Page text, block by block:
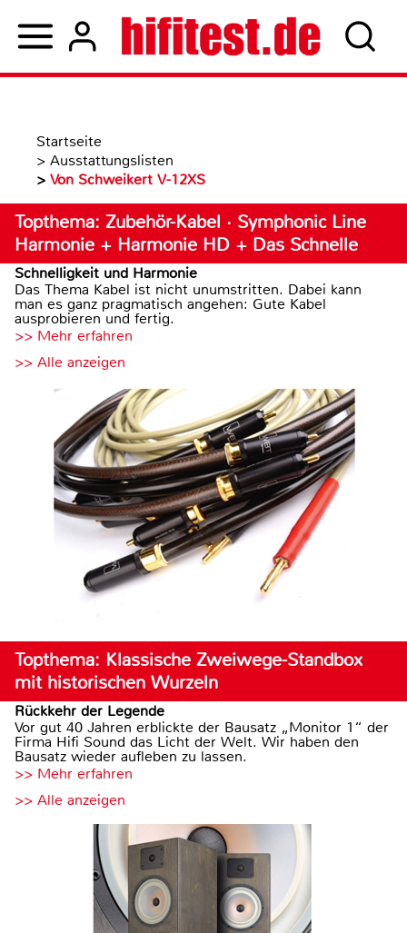
Startseite
> Ausstattungslisten
> Von Schweikert V-12XS
Topthema: Zubehör-Kabel · Symphonic Line
Harmonie + Harmonie HD + Das Schnelle
Schnelligkeit und Harmonie
Das Thema Kabel ist nicht unumstritten. Dabei kann
man es ganz pragmatisch angehen: Gute Kabel
ausprobieren und fertig.
>> Mehr erfahren
>> Alle anzeigen
Topthema: Klassische Zweiwege-Standbox
mit historischen Wurzeln
Rückkehr der Legende
Vor gut 40 Jahren erblickte der Bausatz „Monitor 1“ der
Firma Hifi Sound das Licht der Welt. Wir haben den
Bausatz wieder aufleben zu lassen.
>> Mehr erfahren
>> Alle anzeigen